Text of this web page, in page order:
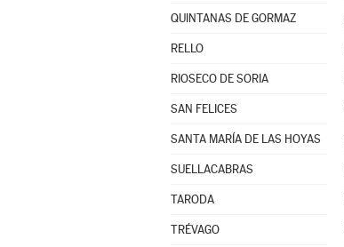
QUINTANAS DE GORMAZ
RELLO
RIOSECO DE SORIA
SAN FELICES
SANTA MARÍA DE LAS HOYAS
SUELLACABRAS
TARODA
TRÉVAGO